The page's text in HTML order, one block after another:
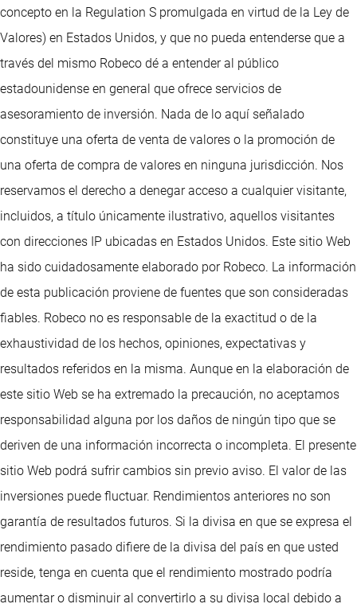
concepto en la Regulation S promulgada en virtud de la Ley de
Valores) en Estados Unidos, y que no pueda entenderse que a
través del mismo Robeco dé a entender al público
estadounidense en general que ofrece servicios de
asesoramiento de inversión. Nada de lo aquí señalado
constituye una oferta de venta de valores o la promoción de
una oferta de compra de valores en ninguna jurisdicción. Nos
reservamos el derecho a denegar acceso a cualquier visitante,
incluidos, a título únicamente ilustrativo, aquellos visitantes
con direcciones IP ubicadas en Estados Unidos. Este sitio Web
ha sido cuidadosamente elaborado por Robeco. La información
de esta publicación proviene de fuentes que son consideradas
fiables. Robeco no es responsable de la exactitud o de la
exhaustividad de los hechos, opiniones, expectativas y
resultados referidos en la misma. Aunque en la elaboración de
este sitio Web se ha extremado la precaución, no aceptamos
responsabilidad alguna por los daños de ningún tipo que se
deriven de una información incorrecta o incompleta. El presente
sitio Web podrá sufrir cambios sin previo aviso. El valor de las
inversiones puede fluctuar. Rendimientos anteriores no son
garantía de resultados futuros. Si la divisa en que se expresa el
rendimiento pasado difiere de la divisa del país en que usted
reside, tenga en cuenta que el rendimiento mostrado podría
aumentar o disminuir al convertirlo a su divisa local debido a